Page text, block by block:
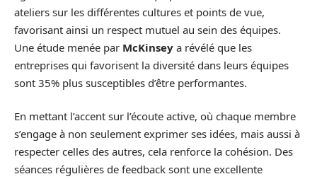
ateliers sur les différentes cultures et points de vue,
favorisant ainsi un respect mutuel au sein des équipes.
Une étude menée par McKinsey a révélé que les
entreprises qui favorisent la diversité dans leurs équipes
sont 35% plus susceptibles d’être performantes.
En mettant l’accent sur l’écoute active, où chaque membre
s’engage à non seulement exprimer ses idées, mais aussi à
respecter celles des autres, cela renforce la cohésion. Des
séances régulières de feedback sont une excellente